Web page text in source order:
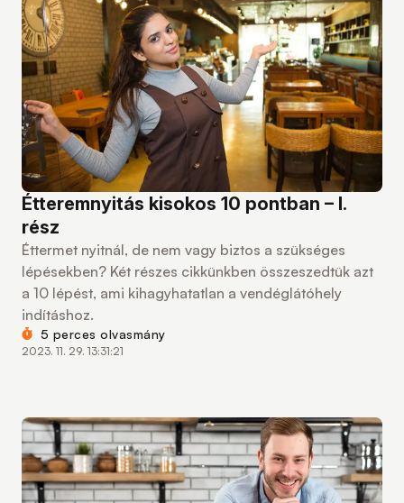
Étteremnyitás kisokos 10 pontban – I.
rész
Éttermet nyitnál, de nem vagy biztos a szükséges
lépésekben? Két részes cikkünkben összeszedtük azt
a 10 lépést, ami kihagyhatatlan a vendéglátóhely
indításhoz.
5 perces olvasmány
2023. 11. 29. 13:31:21